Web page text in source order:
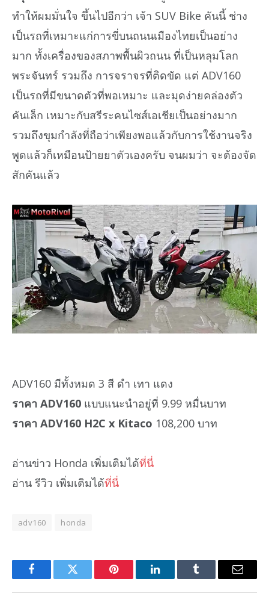
ทำให้ผมมั่นใจ ขึ้นไปอีกว่า เจ้า SUV Bike คันนี้ ช่าง
เป็นรถที่เหมาะแก่การขี่บนถนนเมืองไทยเป็นอย่าง
มาก ทั้งเครื่องของสภาพพื้นผิวถนน ที่เป็นหลุมโลก
พระจันทร์ รวมถึง การจราจรที่ติดขัด แต่ ADV160
เป็นรถที่มีขนาดตัวที่พอเหมาะ และมุดง่ายคล่องตัว
คันเล็ก เหมาะกับสรีระคนไซส์เอเชียเป็นอย่างมาก
รวมถึงขุมกำลังที่ถือว่าเพียงพอแล้วกับการใช้งานจริง
พูดแล้วก็เหมือนป้ายยาตัวเองครับ จนผมว่า จะต้องจัด
สักคันแล้ว
ADV160 มีทั้งหมด 3 สี ดำ เทา แดง
ราคา ADV160 แบบแนะนำอยู่ที่ 9.99 หมื่นบาท
ราคา ADV160 H2C x Kitaco 108,200 บาท
อ่านข่าว Honda เพิ่มเติมได้ที่นี่
อ่าน รีวิว เพิ่มเติมได้ที่นี่
adv160 honda
FacebookTwitter Pinterest LinkedInTumblr Email